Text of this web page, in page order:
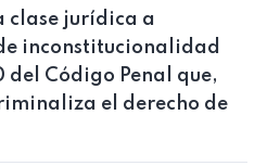
clase jurídica a
inconstitucionalidad
del Código Penal que,
el derecho de